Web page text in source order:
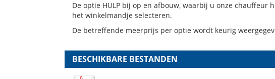
De optie HULP bij op en afbouw, waarbij u onze
het winkelmandje selecteren.
De betreffende meerprijs per optie wordt keurig
BESCHIKBARE BESTANDEN